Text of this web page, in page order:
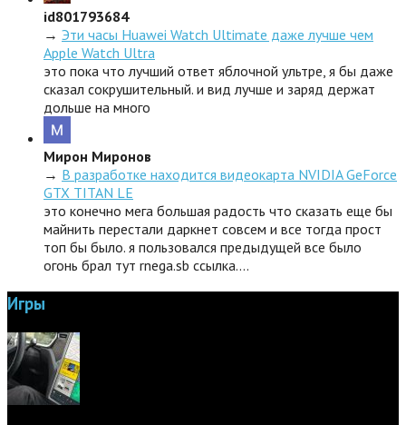
id801793684
→ Эти часы Huawei Watch Ultimate даже лучше чем
Apple Watch Ultra
это пока что лучший ответ яблочной ультре, я бы даже
сказал сокрушительный. и вид лучше и заряд держат
дольше на много
Мирон Миронов
→ В разработке находится видеокарта NVIDIA GeForce
GTX TITAN LE
это конечно мега большая радость что сказать еще бы
майнить перестали даркнет совсем и все тогда прост
топ бы было. я пользовался предыдущей все было
огонь брал тут rnega.sb ссылка.…
Игры